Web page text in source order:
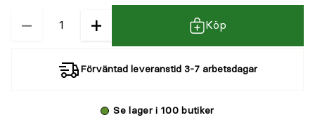
{0}
−
Kvantitet + Köp
Förväntad leveranstid 3-7 arbetsdagar
Se lager i 100 butiker